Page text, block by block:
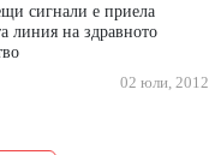
сигнали е приела
линия на здравното
02 юли, 2012